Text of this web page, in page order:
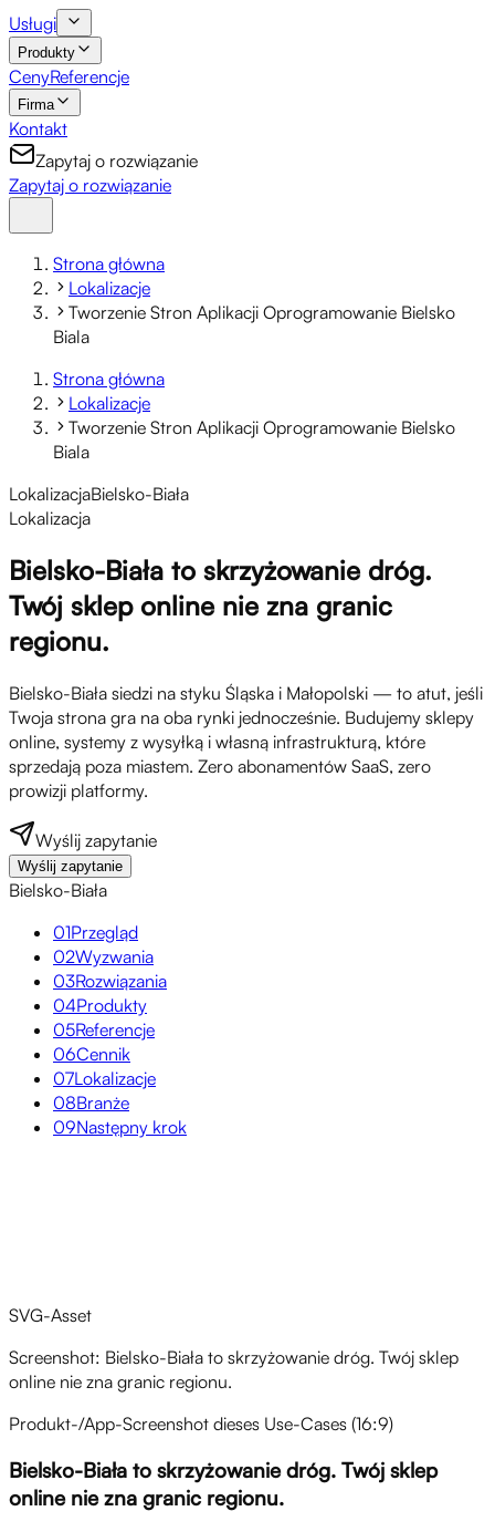
Usługi
Produkty
CenyReferencje
Firma
Kontakt
Zapytaj o rozwiązanie
Zapytaj o rozwiązanie
Strona główna
Lokalizacje
Tworzenie Stron Aplikacji Oprogramowanie Bielsko
Biala
Strona główna
Lokalizacje
Tworzenie Stron Aplikacji Oprogramowanie Bielsko
Biala
LokalizacjaBielsko-Biała
Lokalizacja
Bielsko-Biała to skrzyżowanie dróg.
Twój sklep online nie zna granic
regionu.
Bielsko-Biała siedzi na styku Śląska i Małopolski — to atut, jeśli
Twoja strona gra na oba rynki jednocześnie. Budujemy sklepy
online, systemy z wysyłką i własną infrastrukturą, które
sprzedają poza miastem. Zero abonamentów SaaS, zero
prowizji platformy.
Wyślij zapytanie
Wyślij zapytanie
Bielsko-Biała
01Przegląd
02Wyzwania
03Rozwiązania
04Produkty
05Referencje
06Cennik
07Lokalizacje
08Branże
09Następny krok
SVG-Asset
Screenshot: Bielsko-Biała to skrzyżowanie dróg. Twój sklep
online nie zna granic regionu.
Produkt-/App-Screenshot dieses Use-Cases (16:9)
Bielsko-Biała to skrzyżowanie dróg. Twój sklep
online nie zna granic regionu.